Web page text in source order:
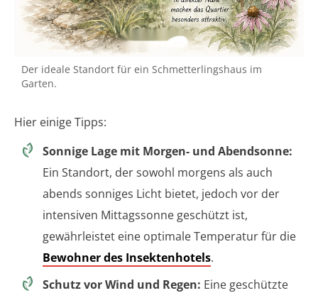
Der ideale Standort für ein Schmetterlingshaus im
Garten.
Hier einige Tipps:
Sonnige Lage mit Morgen- und Abendsonne:
Ein Standort, der sowohl morgens als auch
abends sonniges Licht bietet, jedoch vor der
intensiven Mittagssonne geschützt ist,
gewährleistet eine optimale Temperatur für die
Bewohner des Insektenhotels.
Schutz vor Wind und Regen: Eine geschützte